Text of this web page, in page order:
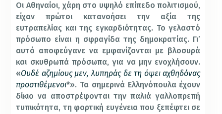
Οι Αθηναίοι, χάρη στο υψηλό επίπεδο πολιτισμού,
είχαν πρώτοι κατανοήσει την αξία της
ευτραπελίας και της εγκαρδιότητας. Το γελαστό
πρόσωπο είναι η σφραγίδα της δημοκρατίας. Γι’
αυτό αποφεύγανε να εμφανίζονται με βλοσυρά
και σκυθρωπά πρόσωπα, για να μην ενοχλήσουν.
«Ουδέ αζημίους μεν, λυπηράς δε τη όψει αχθηδόνας
προστιθέμενοι*». Τα σημερινά Ελληνόπουλα έχουν
δίκιο να αποστρέφονται την παλιά γαλλοπρεπή
τυπικότητα, τη φορτική ευγένεια που ξεπέφτει σε